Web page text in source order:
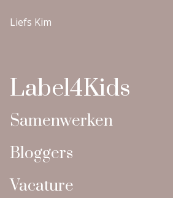
Liefs Kim
Label4Kids
Samenwerken
Bloggers
Vacature